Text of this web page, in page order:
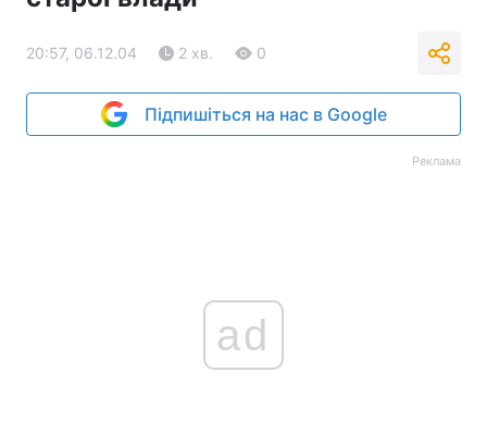
20:57, 06.12.04 2 хв. 0
Підпишіться на нас в Google
Реклама
ad